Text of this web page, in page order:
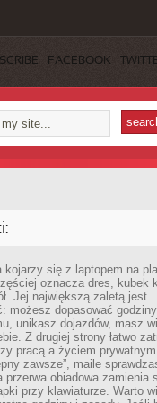
FACEBOOK
kojarzy się z laptopem na
oznacza dres, kubek
Jej największą zaletą jest
możesz dopasować
unikasz dojazdów, masz
Z drugiej strony łatwo
pracą a życiem
zawsze”, maile
przerwa obiadowa zamienia
przy klawiaturze. Warto